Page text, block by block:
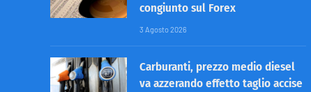
congiunto sul Forex
3 Agosto 2026
Carburanti, prezzo medio diesel
va azzerando effetto taglio accise